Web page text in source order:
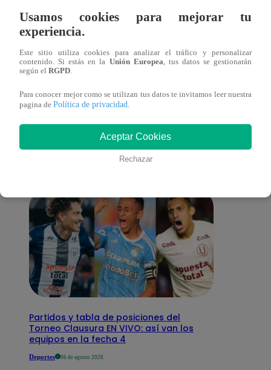
– 14 de junio del 2021 – Programa
completo
junio
También te puede
interesar
Partidos y tabla de posiciones del
Torneo Clausura EN VIVO: así van los
equipos en la fecha 4
Deportes 06 de agosto 2026
Usamos cookies para mejorar tu
experiencia.
Este sitio utiliza cookies para analizar el tráfico y personalizar
contenido. Si estás en la Unión Europea , tus datos se gestionarán
según el RGPD
Para conocer mejor como se utilizan tus datos te invitamos leer nuestra
pagina de Política de privacidad
Aceptar Cookies
Rechazar